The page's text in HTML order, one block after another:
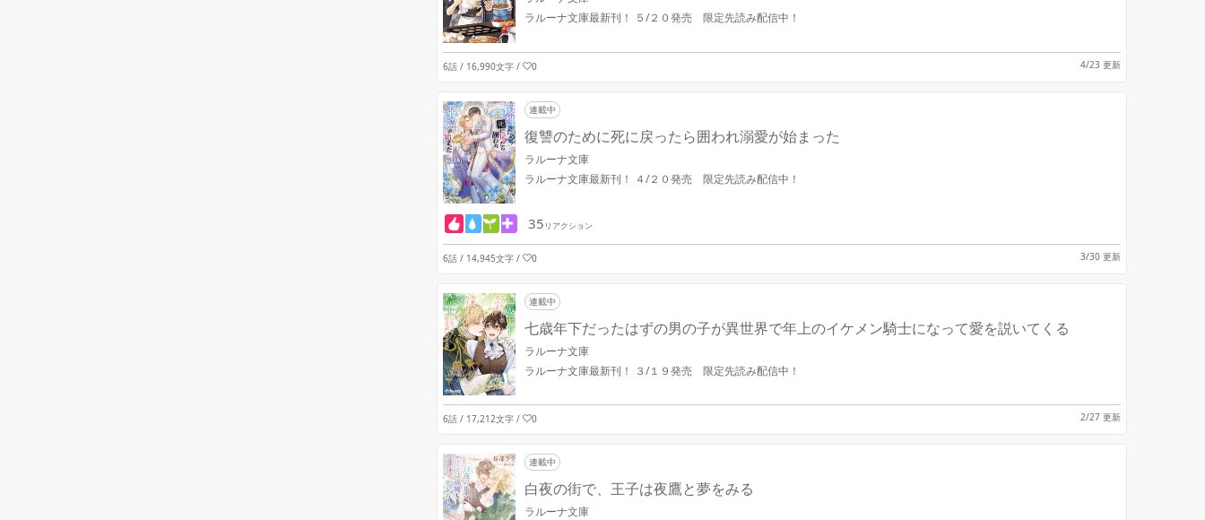
ラルーナ文庫最新刊！ ５/２０発売 限定先読み配信中！
6話 / 16,990文字/ 0 4/23 更新
連載中
復讐のために死に戻ったら囲われ溺愛が始まった
ラルーナ文庫
ラルーナ文庫最新刊！ ４/２０発売 限定先読み配信中！
35 リアクション
6話 / 14,945文字/ 0 3/30 更新
連載中
七歳年下だったはずの男の子が異世界で年上のイケメン騎士になって愛を説いてくる
ラルーナ文庫
ラルーナ文庫最新刊！ ３/１９発売 限定先読み配信中！
6話 / 17,212文字/ 0 2/27 更新
連載中
白夜の街で、王子は夜鷹と夢をみる
ラルーナ文庫